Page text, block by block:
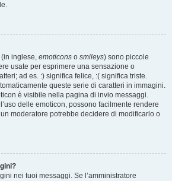
inglese, emoticons o smileys) sono piccole
usate per esprimere una sensazione o
ad es. :) significa felice, :( significa triste.
queste serie di caratteri in immagini.
è visibile nella pagina di invio messaggi.
delle emoticon, possono facilmente rendere
moderatore potrebbe decidere di modificarlo o
nei tuoi messaggi. Se l’amministratore